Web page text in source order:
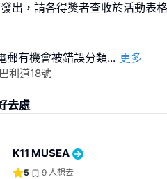
出，請各得獎者查收於活動表
郵有機會被錯誤分類... 更多
利道18號
去處
K11 MUSEA
5 9 人想去